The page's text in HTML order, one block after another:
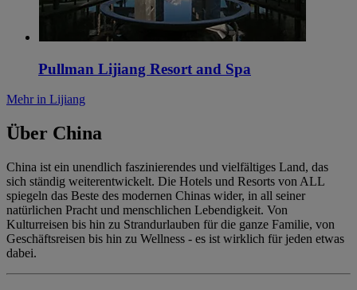
Pullman Lijiang Resort and Spa
Mehr in Lijiang
Über China
China ist ein unendlich faszinierendes und vielfältiges Land, das
sich ständig weiterentwickelt. Die Hotels und Resorts von ALL
spiegeln das Beste des modernen Chinas wider, in all seiner
natürlichen Pracht und menschlichen Lebendigkeit. Von
Kulturreisen bis hin zu Strandurlauben für die ganze Familie, von
Geschäftsreisen bis hin zu Wellness - es ist wirklich für jeden etwas
dabei.